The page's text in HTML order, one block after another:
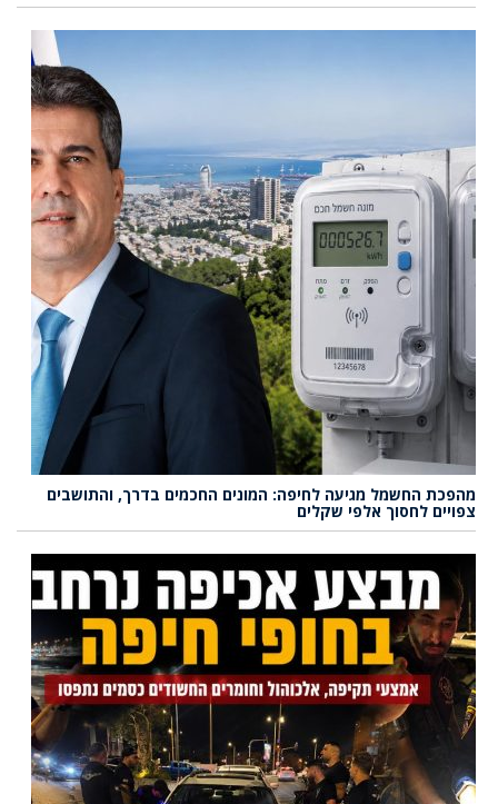
מהפכת החשמל מגיעה לחיפה: המונים החכמים בדרך, והתושבים
צפויים לחסוך אלפי שקלים